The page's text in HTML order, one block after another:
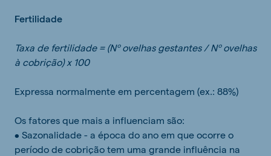
Fertilidade
Taxa de fertilidade = (Nº ovelhas gestantes / Nº ovelhas
à cobrição) x 100
Expressa normalmente em percentagem (ex.: 88%)
Os fatores que mais a influenciam são:
• Sazonalidade - a época do ano em que ocorre o
período de cobrição tem uma grande influência na